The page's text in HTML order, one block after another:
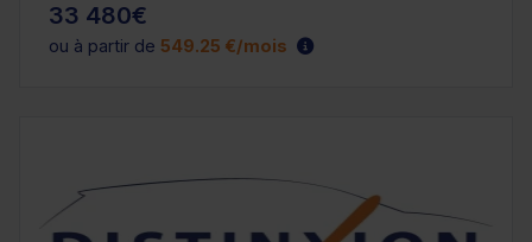
33 480€
ou à partir de 549.25 €/mois